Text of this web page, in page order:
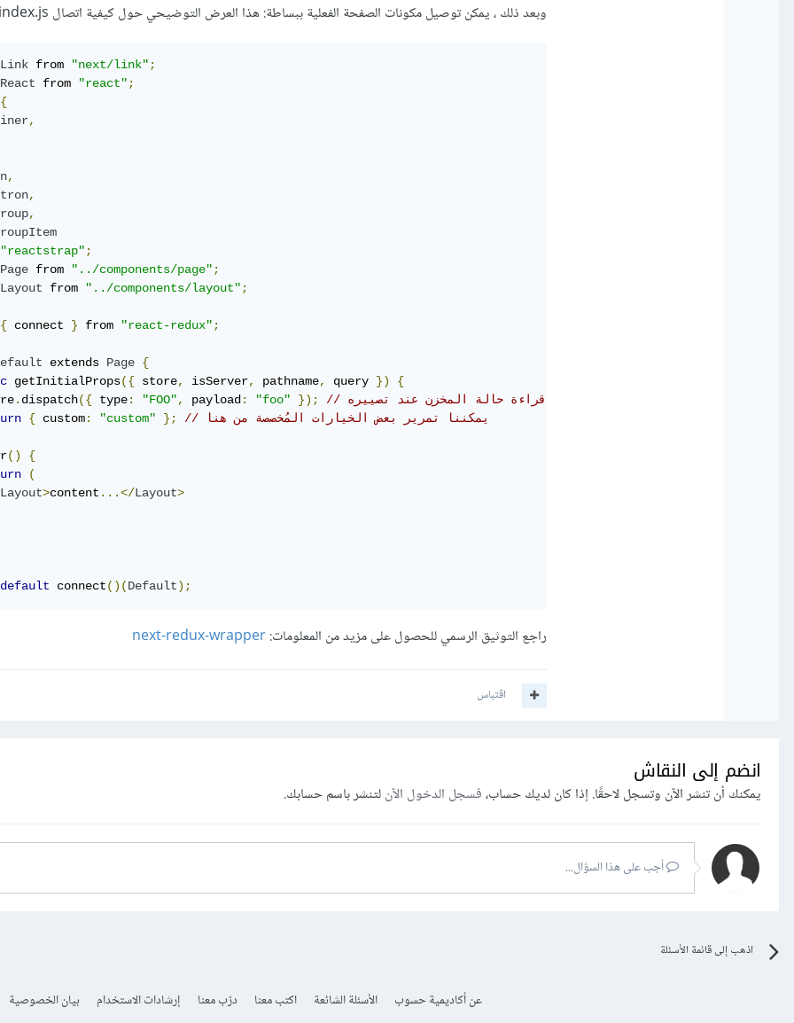
وبعد ذلك ، يمكن توصيل مكونات الصفحة الفعلية ببساطة: هذا العرض التوضيحي حول كيفية اتصال index.js بالصفحات.
Link from "next/link" ;
React from "react" ;
{
,
,
,
,
"reactstrap" ;
Page from "../components/page" ;
Layout from "../components/layout" ;
{ connect } from "react-redux" ;
extends Page {
getInitialProps({ store, isServer, pathname, query })
{
. dispatch({ type: "FOO", payload : "foo" });
// المكون سيتمكن من قراءة حالة المخزن عند تصييره
{ custom: "custom" };
// يمكننا تمرير بعض الخيارات المُخصصة من هنا
()
{
(
Layout>content ...</Layout>
default connect()(Default);
راجع التوثيق الرسمي للحصول على مزيد من المعلومات:next-redux-wrapper
اقتباس
انضم إلى النقاش
يمكنك أن تنشر الآن وتسجل لاحقًا. إذا كان لديك حساب،فسجل الدخول الآنلتنشر باسم حسابك.
أجب على هذا السؤال...
اذهب إلى قائمة الأسئلة
عن أكاديمية حسوب الأسئلة الشائعة اكتب معنا درّب معنا إرشادات الاستخدام بيان الخصوصية